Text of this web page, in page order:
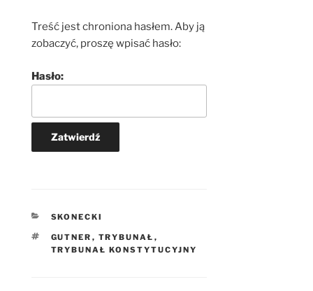
Treść jest chroniona hasłem. Aby ją
zobaczyć, proszę wpisać hasło:
Hasło:
KATEGORIE
SKONECKI
TAGI
GUTNER , TRYBUNAŁ ,
TRYBUNAŁ KONSTYTUCYJNY